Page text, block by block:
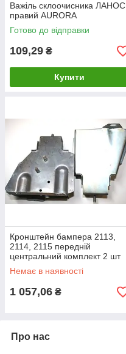
Важіль склоочисника ЛАНОС
правий AURORA
Готово до відправки
109,29 ₴
Купити
Кронштейн бампера 2113,
2114, 2115 передній
центральний комплект 2 шт
2114-2803016
Немає в наявності
1 057,06 ₴
Про нас